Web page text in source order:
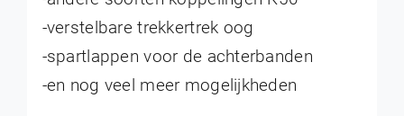
-verstelbare trekkertrek oog
-spartlappen voor de achterbanden
-en nog veel meer mogelijkheden